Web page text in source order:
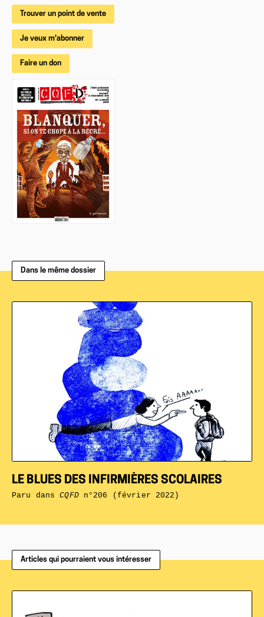
Trouver un point de vente
Je veux m'abonner
Faire un don
Dans le même dossier
LE BLUES DES INFIRMIÈRES SCOLAIRES
Paru dansCQFDn°206 (février 2022)
Articles qui pourraient vous intéresser